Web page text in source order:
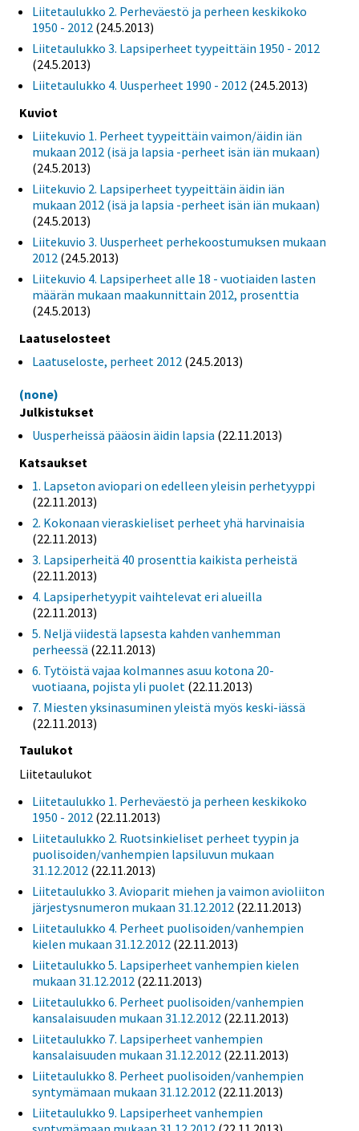
Liitetaulukko 2. Perheväestö ja perheen keskikoko
1950 - 2012 (24.5.2013)
Liitetaulukko 3. Lapsiperheet tyypeittäin 1950 - 2012
(24.5.2013)
Liitetaulukko 4. Uusperheet 1990 - 2012 (24.5.2013)
Kuviot
Liitekuvio 1. Perheet tyypeittäin vaimon/äidin iän
mukaan 2012 (isä ja lapsia -perheet isän iän mukaan)
(24.5.2013)
Liitekuvio 2. Lapsiperheet tyypeittäin äidin iän
mukaan 2012 (isä ja lapsia -perheet isän iän mukaan)
(24.5.2013)
Liitekuvio 3. Uusperheet perhekoostumuksen mukaan
2012 (24.5.2013)
Liitekuvio 4. Lapsiperheet alle 18 - vuotiaiden lasten
määrän mukaan maakunnittain 2012, prosenttia
(24.5.2013)
Laatuselosteet
Laatuseloste, perheet 2012 (24.5.2013)
(none)
Julkistukset
Uusperheissä pääosin äidin lapsia (22.11.2013)
Katsaukset
1. Lapseton aviopari on edelleen yleisin perhetyyppi
(22.11.2013)
2. Kokonaan vieraskieliset perheet yhä harvinaisia
(22.11.2013)
3. Lapsiperheitä 40 prosenttia kaikista perheistä
(22.11.2013)
4. Lapsiperhetyypit vaihtelevat eri alueilla
(22.11.2013)
5. Neljä viidestä lapsesta kahden vanhemman
perheessä (22.11.2013)
6. Tytöistä vajaa kolmannes asuu kotona 20-
vuotiaana, pojista yli puolet (22.11.2013)
7. Miesten yksinasuminen yleistä myös keski-iässä
(22.11.2013)
Taulukot
Liitetaulukot
Liitetaulukko 1. Perheväestö ja perheen keskikoko
1950 - 2012 (22.11.2013)
Liitetaulukko 2. Ruotsinkieliset perheet tyypin ja
puolisoiden/vanhempien lapsiluvun mukaan
31.12.2012 (22.11.2013)
Liitetaulukko 3. Avioparit miehen ja vaimon avioliiton
järjestysnumeron mukaan 31.12.2012 (22.11.2013)
Liitetaulukko 4. Perheet puolisoiden/vanhempien
kielen mukaan 31.12.2012 (22.11.2013)
Liitetaulukko 5. Lapsiperheet vanhempien kielen
mukaan 31.12.2012 (22.11.2013)
Liitetaulukko 6. Perheet puolisoiden/vanhempien
kansalaisuuden mukaan 31.12.2012 (22.11.2013)
Liitetaulukko 7. Lapsiperheet vanhempien
kansalaisuuden mukaan 31.12.2012 (22.11.2013)
Liitetaulukko 8. Perheet puolisoiden/vanhempien
syntymämaan mukaan 31.12.2012 (22.11.2013)
Liitetaulukko 9. Lapsiperheet vanhempien